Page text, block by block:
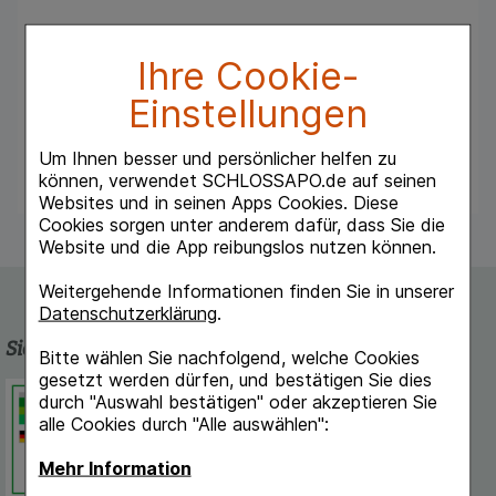
Ihre Cookie-
Einstellungen
Um Ihnen besser und persönlicher helfen zu
können, verwendet SCHLOSSAPO.de auf seinen
Websites und in seinen Apps Cookies. Diese
Cookies sorgen unter anderem dafür, dass Sie die
Website und die App reibungslos nutzen können.
Weitergehende Informationen finden Sie in unserer
Datenschutzerklärung.
Bitte wählen Sie nachfolgend, welche Cookies
gesetzt werden dürfen, und bestätigen Sie dies
durch "Auswahl bestätigen" oder akzeptieren Sie
alle Cookies durch "Alle auswählen":
Mehr Information
Mit nicht herausnehmbarer Lavendel-Korn-
Das aufgewärmte Produkt kann sofort
Sicherheit und Qualität
Schlossapo.de ist registriert beim
Deutschen Institut für Medizinische
Dokumentation und Information.